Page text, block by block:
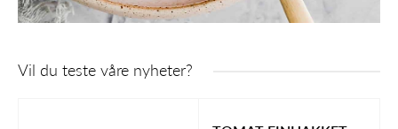
Vil du teste våre nyheter?